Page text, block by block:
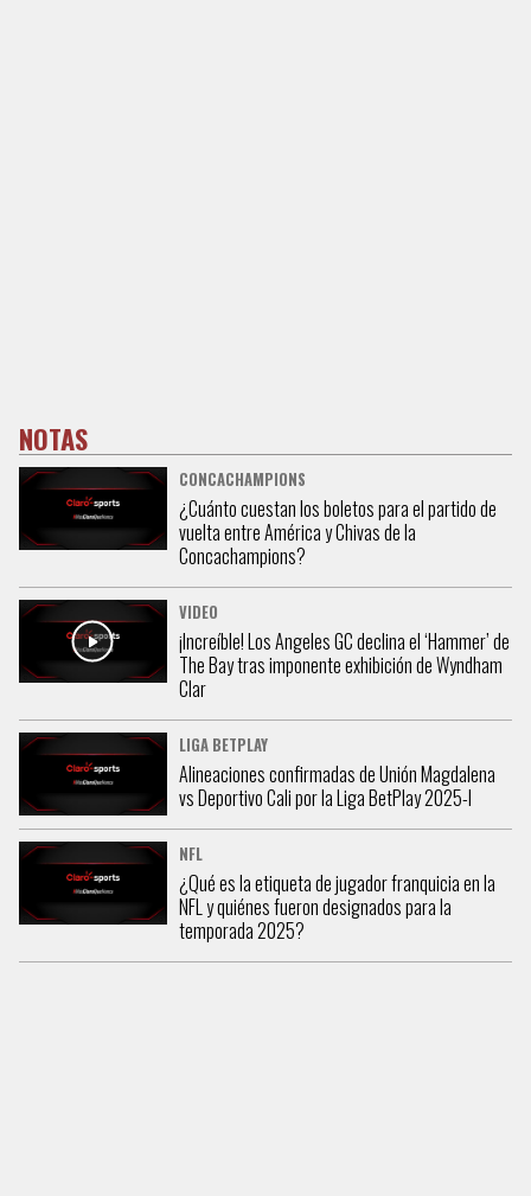
NOTAS
CONCACHAMPIONS
¿Cuánto cuestan los boletos para el partido de
vuelta entre América y Chivas de la
Concachampions?
VIDEO
¡Increíble! Los Angeles GC declina el ‘Hammer’ de
The Bay tras imponente exhibición de Wyndham
Clar
LIGA BETPLAY
Alineaciones confirmadas de Unión Magdalena
vs Deportivo Cali por la Liga BetPlay 2025-I
NFL
¿Qué es la etiqueta de jugador franquicia en la
NFL y quiénes fueron designados para la
temporada 2025?